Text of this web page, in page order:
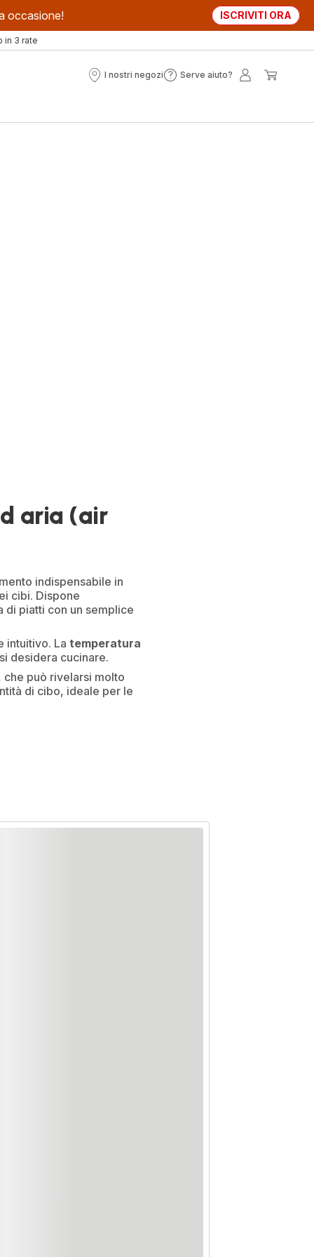
occasione! ISCRIVITI ORA
in 3 rate
I nostri negozi
I
Serve aiuto?
Serve
aria (air
indispensabile in
cibi. Dispone
di piatti con un semplice
intuitivo. La temperatura
desidera cucinare.
che può rivelarsi molto
di cibo, ideale per le